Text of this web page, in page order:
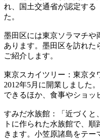
れ、国土交通省が認定する
た。
墨田区には東京ソラマチや
あります。墨田区を訪れた
ご紹介します。
東京スカイツリー：東京タ
2012年5月に開業しました
できるほか、食事やショッ
すみだ水族館：「近づくと
トに作られた水族館で、
きます。小笠原諸島をテー